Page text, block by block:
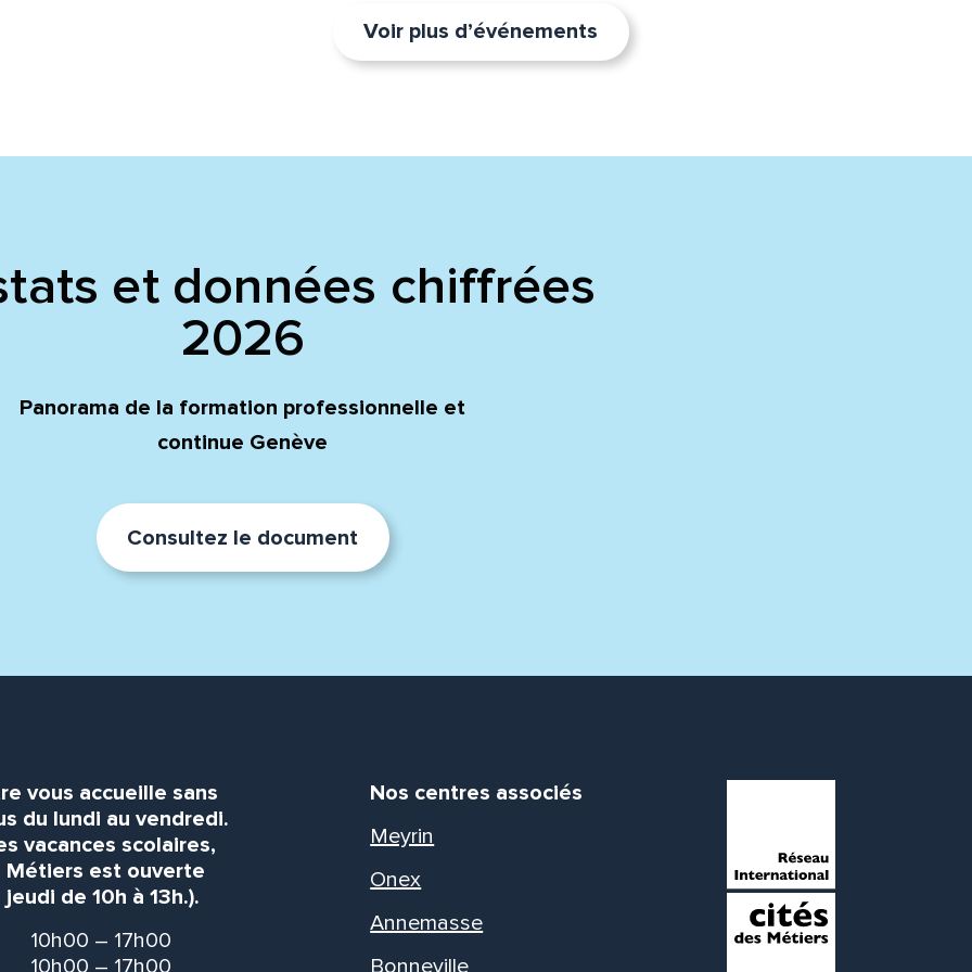
Voir plus d’événements
et données chiffrées
2026
Panorama de la formation professionnelle et
continue Genève
Consultez le document
vous accueille sans
du lundi au vendredi.
vacances scolaires,
Métiers est ouverte
de 10h à 13h.).
10h00 – 17h00
10h00 – 17h00
Nos centres associés
Meyrin
Onex
Annemasse
Bonneville